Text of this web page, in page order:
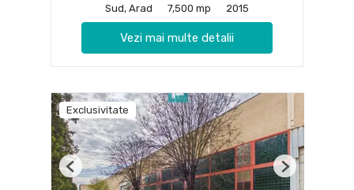
Sud, Arad
7,500 mp 2015
Vezi mai multe detalii
Exclusivitate
Previous Next